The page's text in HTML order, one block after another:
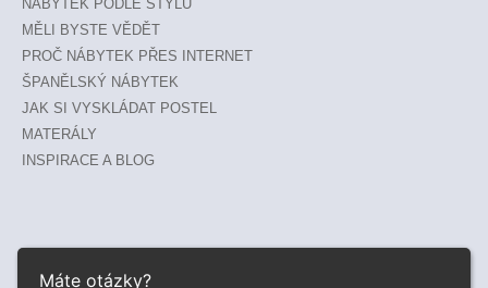
NÁBYTEK PODLE STYLU
MĚLI BYSTE VĚDĚT
PROČ NÁBYTEK PŘES INTERNET
ŠPANĚLSKÝ NÁBYTEK
JAK SI VYSKLÁDAT POSTEL
MATERÁLY
INSPIRACE A BLOG
© 2026 ESTILA ® |
Máte otázky?